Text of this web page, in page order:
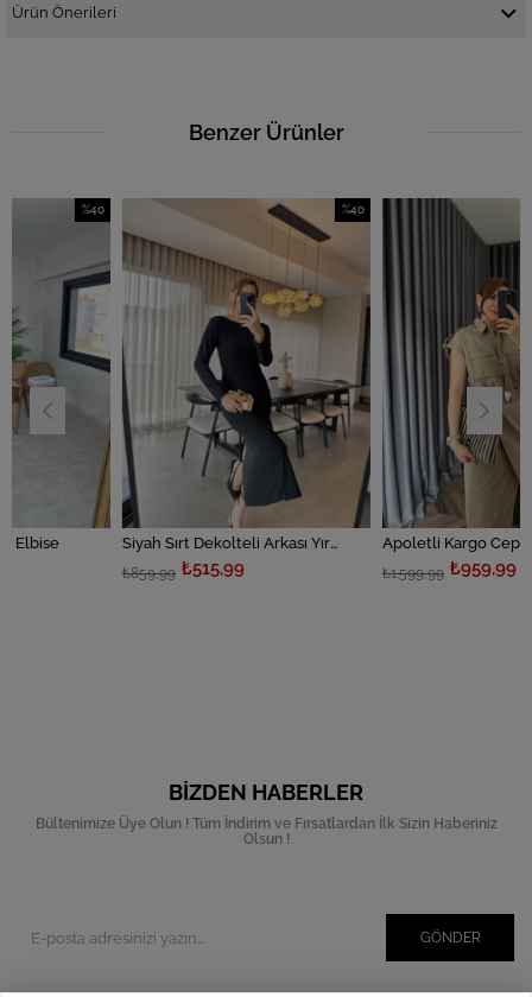
Ürün Önerileri
Benzer Ürünler
Siyah Sırt Dekolteli Arkası Yırtmaçlı Elbise
₺515,99
%40
İndirim
%40İndirim
Apoletli Kargo Cepli Elbise
₺959,99
BIZDEN HABERLER
Bültenimize Üye Olun ! Tüm İndirim ve Fırsatlardan İlk Sizin Haberiniz
Olsun !
GÖNDER